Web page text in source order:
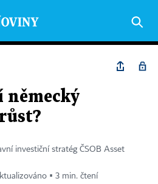
německý
investiční stratég ČSOB Asset
▪ 3 min. čtení